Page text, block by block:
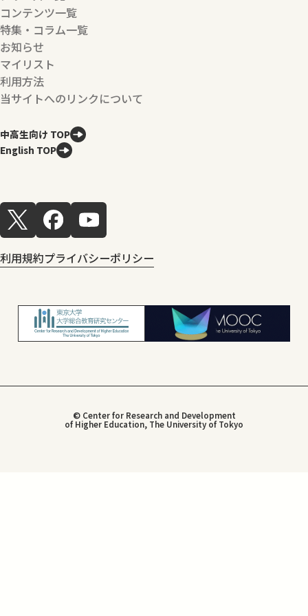
コンテンツ一覧
特集・コラム一覧
お知らせ
マイリスト
利用方法
当サイトへのリンクについて
中高生向け TOP
English TOP
利用規約プライバシーポリシー
© Center for Research and Development
of Higher Education, The University of Tokyo